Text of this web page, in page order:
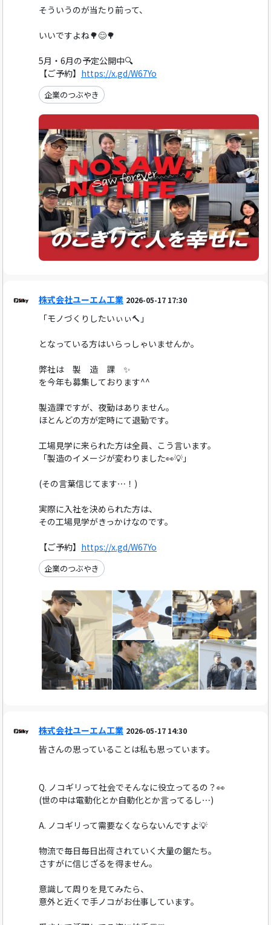
そういうのが当たり前って、
いいですよね🌳😊🌳
5月・6月の予定公開中🔍️
【ご予約】 https://x.gd/W67Yo
企業のつぶやき
株式会社ユーエム工業 2026-05-17 17:30
「モノづくりしたいぃぃ🔨」
となっている方はいらっしゃいませんか。
弊社は 製 造 課 ✨️
を今年も募集しております^^
製造課ですが、夜勤はありません。
ほとんどの方が定時にて退勤です。
工場見学に来られた方は全員、こう言います。
「製造のイメージが変わりました👀💡」
(その言葉信じてます⋯！)
実際に入社を決められた方は、
その工場見学がきっかけなのです。
【ご予約】 https://x.gd/W67Yo
企業のつぶやき
株式会社ユーエム工業 2026-05-17 14:30
皆さんの思っていることは私も思っています。
Q. ノコギリって社会でそんなに役立ってるの？👀
(世の中は電動化とか自動化とか言ってるし⋯)
A. ノコギリって需要なくならないんですよ💡
物流で毎日毎日出荷されていく大量の鋸たち。
さすがに信じざるを得ません。
意識して周りを見てみたら、
意外と近くで手ノコがお仕事しています。